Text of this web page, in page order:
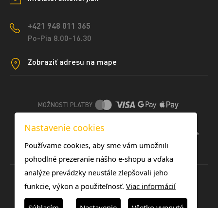
+421 948 011 365
Po-Pia 8.00-16.30
Zobraziť adresu na mape
MOŽNOSTI PLATBY
Nastavenie cookies
Používame cookies, aby sme vám umožnili
pohodlné prezeranie nášho e-shopu a vďaka
analýze prevádzky neustále zlepšovali jeho
funkcie, výkon a použiteľnosť. Viac informácií